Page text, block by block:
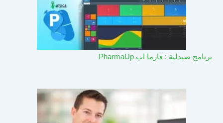
برنامج صيدلية : فارما اب PharmaUp​